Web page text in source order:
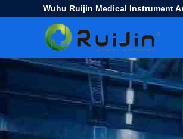
Wuhu Ruijin Medical Instrument